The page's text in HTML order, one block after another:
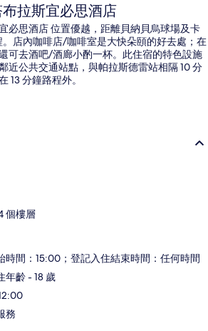
拉斯宜必思酒店
必思酒店 位置優越，距離貝納貝烏球場及卡
。店內咖啡店/咖啡室是大快朵頤的好去處；在
可去酒吧/酒廊小酌一杯。此住宿的特色設施
近公共交通站點，與帕拉斯德雷站相隔 10 分
13 分鐘路程外。
個樓層
時間：15:00；登記入住結束時間：任何時間
年齡 - 18 歲
務